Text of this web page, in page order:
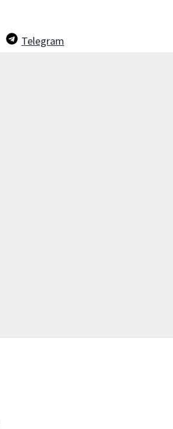
Telegram